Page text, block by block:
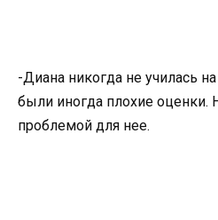
-Диана никогда не училась
были иногда плохие оценки.
проблемой для нее.